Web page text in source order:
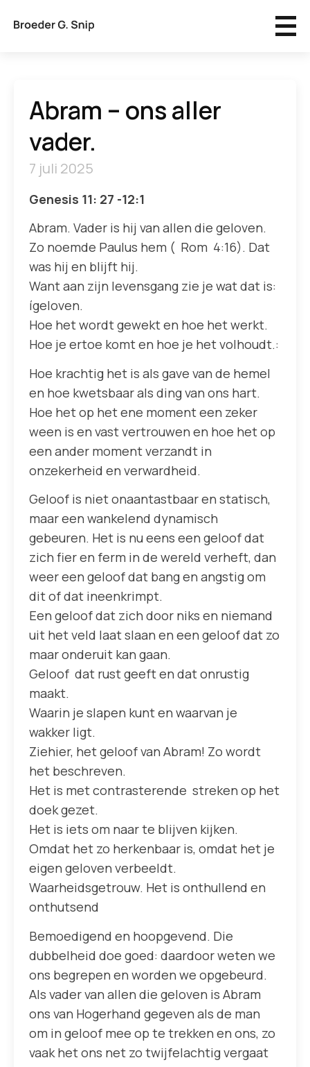
Abram – ons aller
vader.
7 juli 2025
Genesis 11: 27 -12:1
Abram. Vader is hij van allen die geloven.
Zo noemde Paulus hem ( Rom 4:16). Dat
was hij en blijft hij.
Want aan zijn levensgang zie je wat dat is:
ígeloven.
Hoe het wordt gewekt en hoe het werkt.
Hoe je ertoe komt en hoe je het volhoudt.:
Hoe krachtig het is als gave van de hemel
en hoe kwetsbaar als ding van ons hart.
Hoe het op het ene moment een zeker
ween is en vast vertrouwen en hoe het op
een ander moment verzandt in
onzekerheid en verwardheid.
Geloof is niet onaantastbaar en statisch,
maar een wankelend dynamisch
gebeuren. Het is nu eens een geloof dat
zich fier en ferm in de wereld verheft, dan
weer een geloof dat bang en angstig om
dit of dat ineenkrimpt.
Een geloof dat zich door niks en niemand
uit het veld laat slaan en een geloof dat zo
maar onderuit kan gaan.
Geloof dat rust geeft en dat onrustig
maakt.
Waarin je slapen kunt en waarvan je
wakker ligt.
Ziehier, het geloof van Abram! Zo wordt
het beschreven.
Het is met contrasterende streken op het
doek gezet.
Het is iets om naar te blijven kijken.
Omdat het zo herkenbaar is, omdat het je
eigen geloven verbeeldt.
Waarheidsgetrouw. Het is onthullend en
onthutsend
Bemoedigend en hoopgevend. Die
dubbelheid doe goed: daardoor weten we
ons begrepen en worden we opgebeurd.
Als vader van allen die geloven is Abram
ons van Hogerhand gegeven als de man
om in geloof mee op te trekken en ons, zo
vaak het ons net zo twijfelachtig vergaat